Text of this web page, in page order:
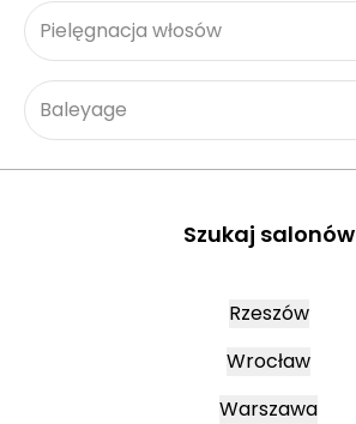
Pielęgnacja włosów
Baleyage
Szukaj salonów
Rzeszów
Wrocław
Warszawa